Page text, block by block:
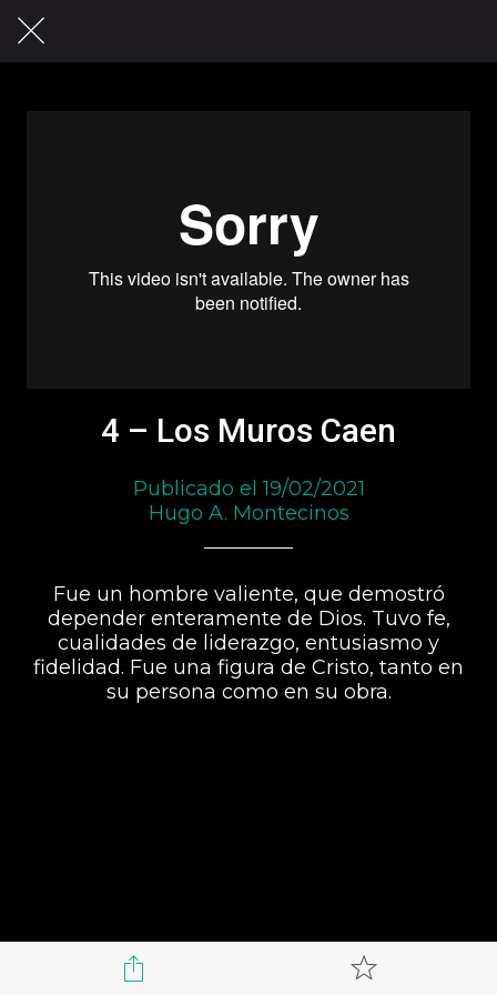
4 – Los Muros Caen
Publicado el 19/02/2021
Hugo A. Montecinos
Fue un hombre valiente, que demostró
depender enteramente de Dios. Tuvo fe,
cualidades de liderazgo, entusiasmo y
fidelidad. Fue una figura de Cristo, tanto en
su persona como en su obra.